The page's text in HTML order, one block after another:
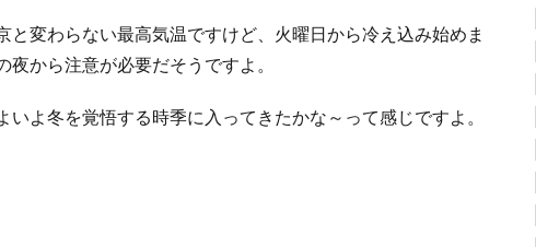
変わらない最高気温ですけど、火曜日から冷え込み始めま
から注意が必要だそうですよ。
よ冬を覚悟する時季に入ってきたかな～って感じですよ。